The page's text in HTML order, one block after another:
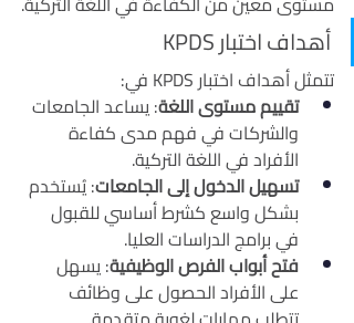
أهداف اختبار KPDS
تتمثل أهداف اختبار KPDS في:
تقييم مستوى اللغة: يساعد الجامعات
والشركات في فهم مدى كفاءة
الأفراد في اللغة التركية.
تسهيل الدخول إلى الجامعات: يُستخدم
بشكل واسع كشرط أساسي للقبول
في برامج الدراسات العليا.
فتح أبواب الفرص الوظيفية: يسهل
على الأفراد الحصول على وظائف